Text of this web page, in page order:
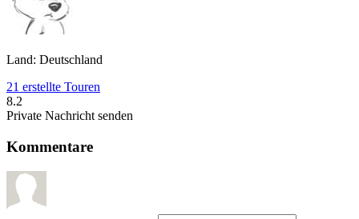
Land: Deutschland
21 erstellte Touren
8.2
Private Nachricht senden
Kommentare